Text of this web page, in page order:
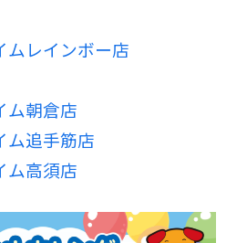
ムレインボー店
ム朝倉店
ム追手筋店
ム高須店